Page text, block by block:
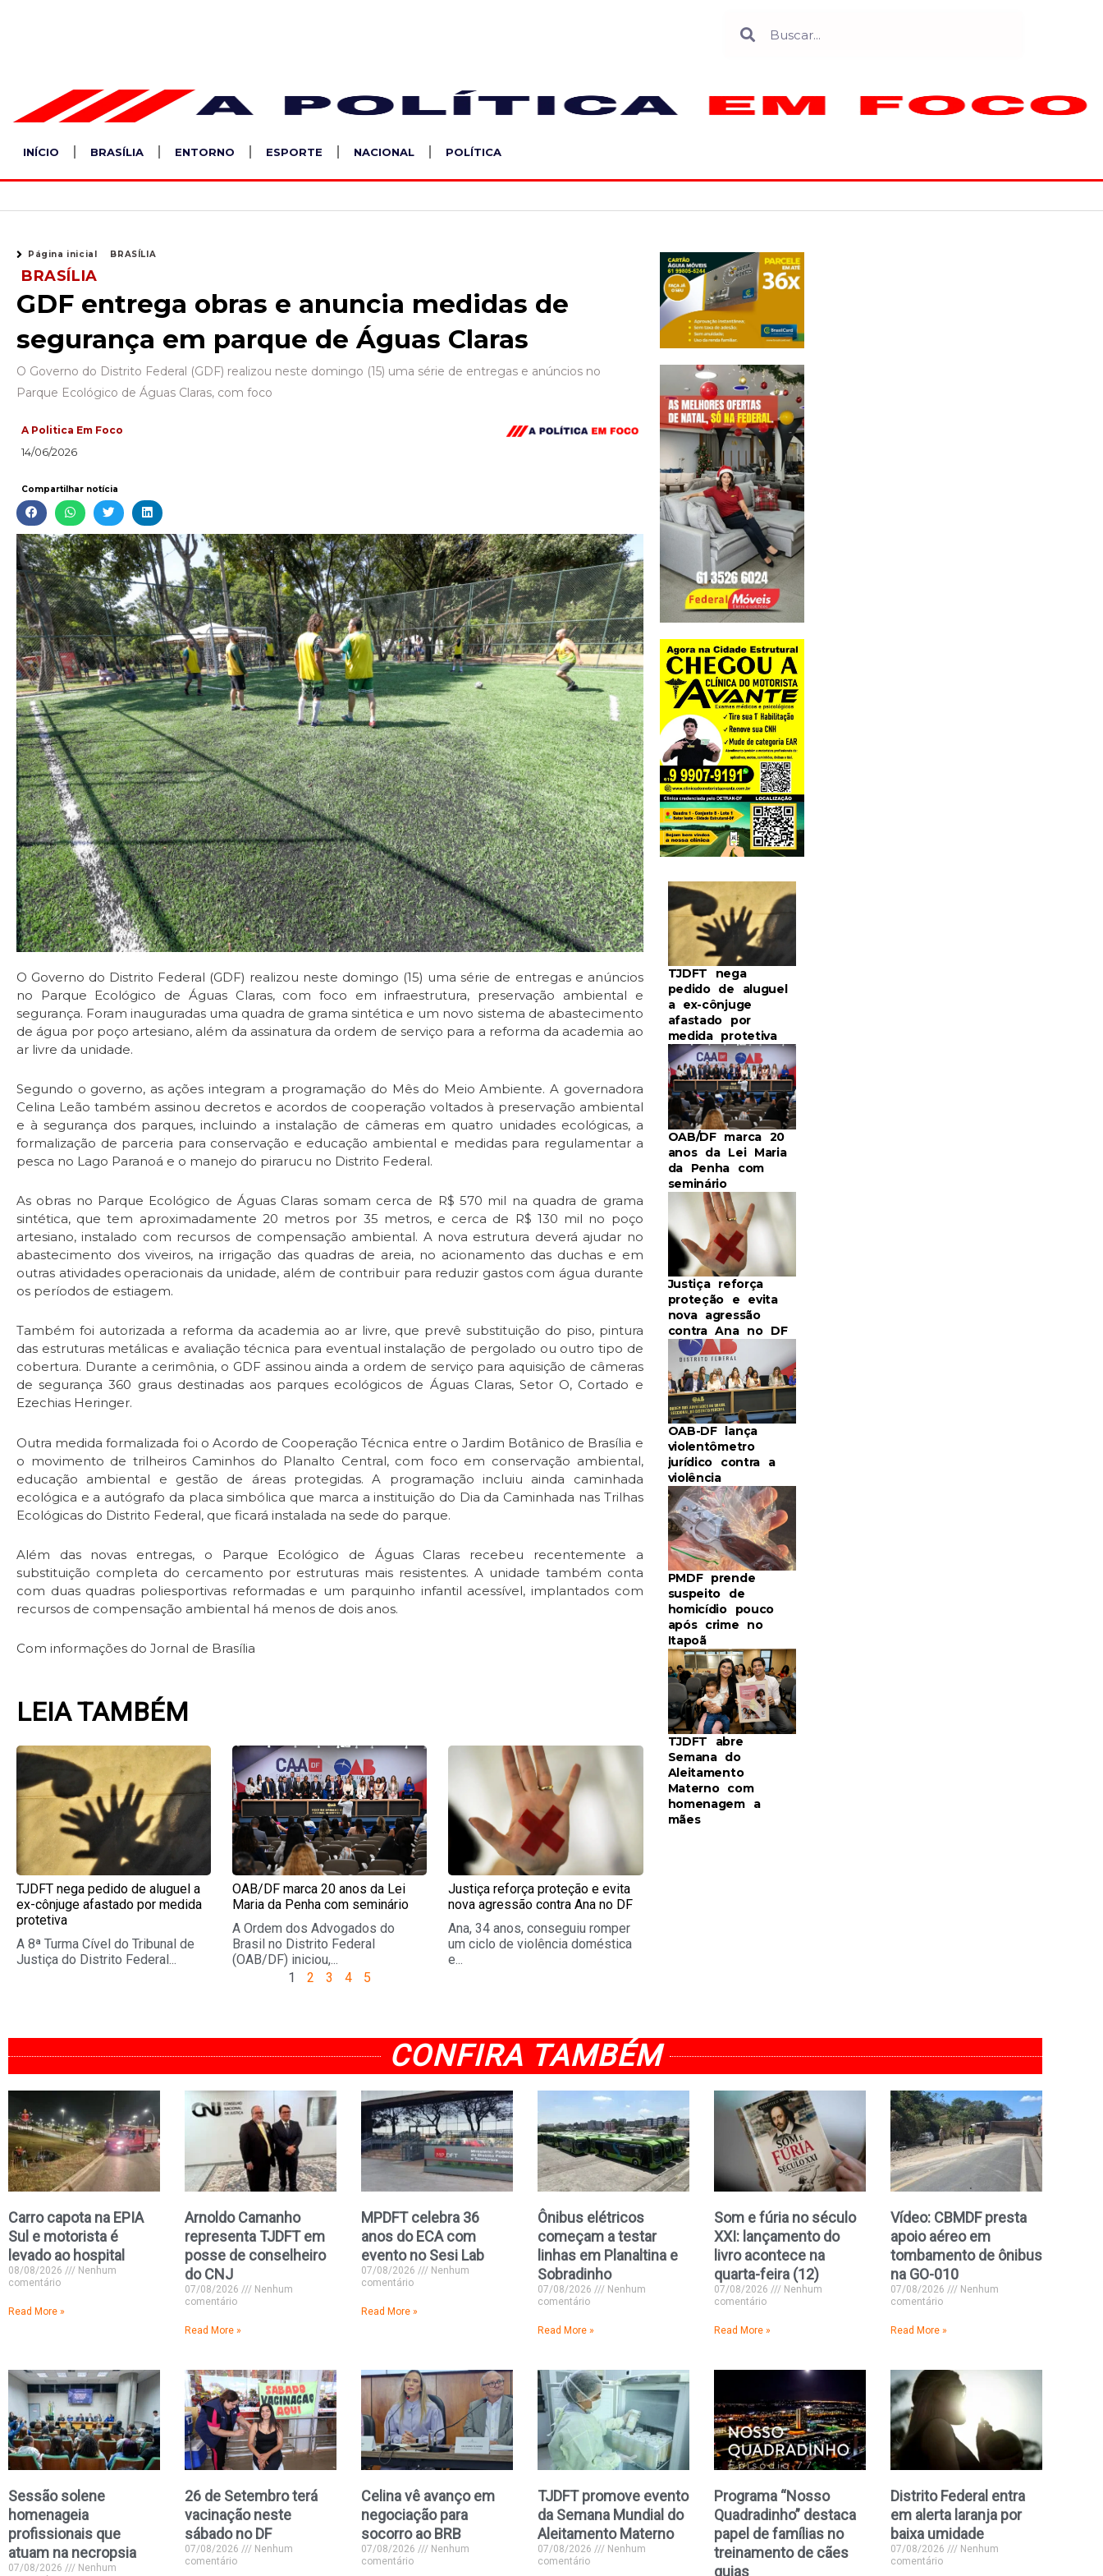
INÍCIO BRASÍLIA ENTORNO ESPORTE NACIONAL POLÍTICA
Página inicial BRASÍLIA
BRASÍLIA
GDF entrega obras e anuncia medidas de
segurança em parque de Águas Claras
O Governo do Distrito Federal (GDF) realizou neste domingo (15) uma série de entregas e anúncios no
Parque Ecológico de Águas Claras, com foco
A Politica Em Foco
14/06/2026
Compartilhar notícia
O Governo do Distrito Federal (GDF) realizou neste domingo (15) uma série de entregas e anúncios
no Parque Ecológico de Águas Claras, com foco em infraestrutura, preservação ambiental e
segurança. Foram inauguradas uma quadra de grama sintética e um novo sistema de abastecimento
de água por poço artesiano, além da assinatura da ordem de serviço para a reforma da academia ao
ar livre da unidade.
Segundo o governo, as ações integram a programação do Mês do Meio Ambiente. A governadora
Celina Leão também assinou decretos e acordos de cooperação voltados à preservação ambiental
e à segurança dos parques, incluindo a instalação de câmeras em quatro unidades ecológicas, a
formalização de parceria para conservação e educação ambiental e medidas para regulamentar a
pesca no Lago Paranoá e o manejo do pirarucu no Distrito Federal.
As obras no Parque Ecológico de Águas Claras somam cerca de R$ 570 mil na quadra de grama
sintética, que tem aproximadamente 20 metros por 35 metros, e cerca de R$ 130 mil no poço
artesiano, instalado com recursos de compensação ambiental. A nova estrutura deverá ajudar no
abastecimento dos viveiros, na irrigação das quadras de areia, no acionamento das duchas e em
outras atividades operacionais da unidade, além de contribuir para reduzir gastos com água durante
os períodos de estiagem.
Também foi autorizada a reforma da academia ao ar livre, que prevê substituição do piso, pintura
das estruturas metálicas e avaliação técnica para eventual instalação de pergolado ou outro tipo de
cobertura. Durante a cerimônia, o GDF assinou ainda a ordem de serviço para aquisição de câmeras
de segurança 360 graus destinadas aos parques ecológicos de Águas Claras, Setor O, Cortado e
Ezechias Heringer.
Outra medida formalizada foi o Acordo de Cooperação Técnica entre o Jardim Botânico de Brasília e
o movimento de trilheiros Caminhos do Planalto Central, com foco em conservação ambiental,
educação ambiental e gestão de áreas protegidas. A programação incluiu ainda caminhada
ecológica e a autógrafo da placa simbólica que marca a instituição do Dia da Caminhada nas Trilhas
Ecológicas do Distrito Federal, que ficará instalada na sede do parque.
Além das novas entregas, o Parque Ecológico de Águas Claras recebeu recentemente a
substituição completa do cercamento por estruturas mais resistentes. A unidade também conta
com duas quadras poliesportivas reformadas e um parquinho infantil acessível, implantados com
recursos de compensação ambiental há menos de dois anos.
Com informações do Jornal de Brasília
LEIA TAMBÉM
TJDFT nega pedido de aluguel a
ex-cônjuge afastado por medida
protetiva
A 8ª Turma Cível do Tribunal de
Justiça do Distrito Federal...
OAB/DF marca 20 anos da Lei
Maria da Penha com seminário
A Ordem dos Advogados do
Brasil no Distrito Federal
(OAB/DF) iniciou,...
Justiça reforça proteção e evita
nova agressão contra Ana no DF
Ana, 34 anos, conseguiu romper
um ciclo de violência doméstica
e...
Page
1
Page
2
Page
3
Page
4
Page
5
TJDFT nega
pedido de aluguel
a ex-cônjuge
afastado por
medida protetiva
OAB/DF marca 20
anos da Lei Maria
da Penha com
seminário
Justiça reforça
proteção e evita
nova agressão
contra Ana no DF
OAB-DF lança
violentômetro
jurídico contra a
violência
PMDF prende
suspeito de
homicídio pouco
após crime no
Itapoã
TJDFT abre
Semana do
Aleitamento
Materno com
homenagem a
mães
CONFIRA TAMBÉM
Carro capota na EPIA
Sul e motorista é
levado ao hospital
08/08/2026
Nenhum
comentário
Read More »
Arnoldo Camanho
representa TJDFT em
posse de conselheiro
do CNJ
07/08/2026
Nenhum
comentário
Read More »
MPDFT celebra 36
anos do ECA com
evento no Sesi Lab
07/08/2026
Nenhum
comentário
Read More »
Ônibus elétricos
começam a testar
linhas em Planaltina e
Sobradinho
07/08/2026
Nenhum
comentário
Read More »
Som e fúria no século
XXI: lançamento do
livro acontece na
quarta-feira (12)
07/08/2026
Nenhum
comentário
Read More »
Vídeo: CBMDF presta
apoio aéreo em
tombamento de ônibus
na GO-010
07/08/2026
Nenhum
comentário
Read More »
Sessão solene
homenageia
profissionais que
atuam na necropsia
07/08/2026
Nenhum
26 de Setembro terá
vacinação neste
sábado no DF
07/08/2026
Nenhum
comentário
Celina vê avanço em
negociação para
socorro ao BRB
07/08/2026
Nenhum
comentário
TJDFT promove evento
da Semana Mundial do
Aleitamento Materno
07/08/2026
Nenhum
comentário
Programa “Nosso
Quadradinho” destaca
papel de famílias no
treinamento de cães
guias
Distrito Federal entra
em alerta laranja por
baixa umidade
07/08/2026
Nenhum
comentário